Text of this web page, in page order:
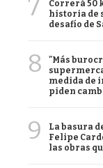
7
Correrá 50
historia de
desafío de
8
"Más
medida de
piden
9
La basura
Felipe
las obras